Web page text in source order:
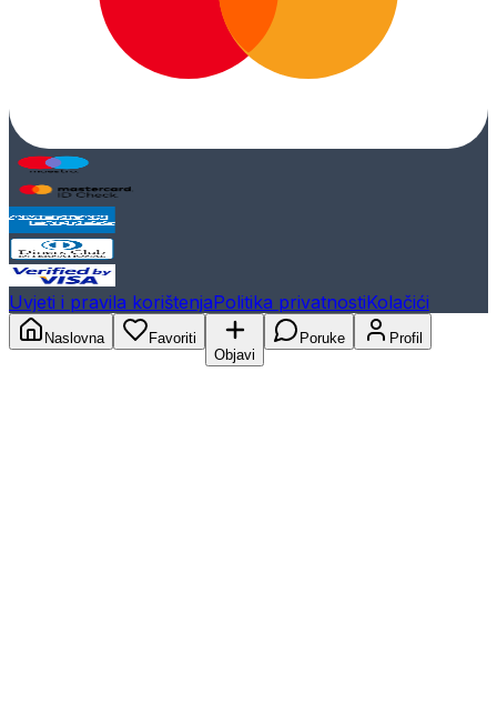
Uvjeti i pravila korištenjaPolitika privatnostiKolačići
Naslovna
Favoriti
Objavi
Poruke Profil